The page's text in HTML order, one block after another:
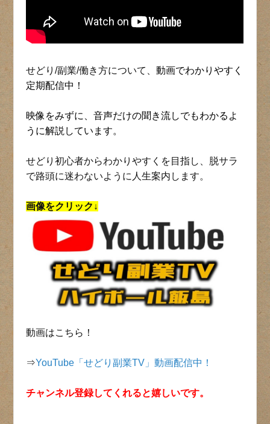
せどり/副業/働き方について、動画でわかりやすく
定期配信中！
映像をみずに、音声だけの聞き流しでもわかるよ
うに解説しています。
せどり初心者からわかりやすくを目指し、脱サラ
で路頭に迷わないように人生案内します。
画像をクリック↓
動画はこちら！
⇒YouTube「せどり副業TV」動画配信中！
チャンネル登録してくれると嬉しいです。